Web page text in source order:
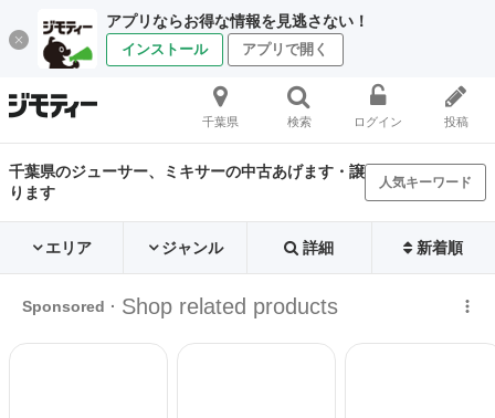
アプリならお得な情報を見逃さない！
インストール アプリで開く
千葉県 検索 ログイン 投稿
千葉県のジューサー、ミキサーの中古あげます・譲
ります
人気キーワード
エリア ジャンル 詳細 新着順